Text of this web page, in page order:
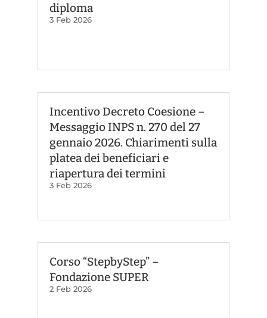
diploma
3 Feb 2026
Incentivo Decreto Coesione –
Messaggio INPS n. 270 del 27
gennaio 2026. Chiarimenti sulla
platea dei beneficiari e
riapertura dei termini
3 Feb 2026
Corso “StepbyStep” –
Fondazione SUPER
2 Feb 2026